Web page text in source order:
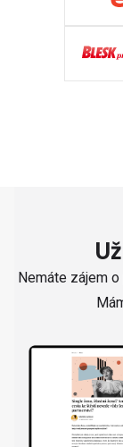
Nemáte zájem